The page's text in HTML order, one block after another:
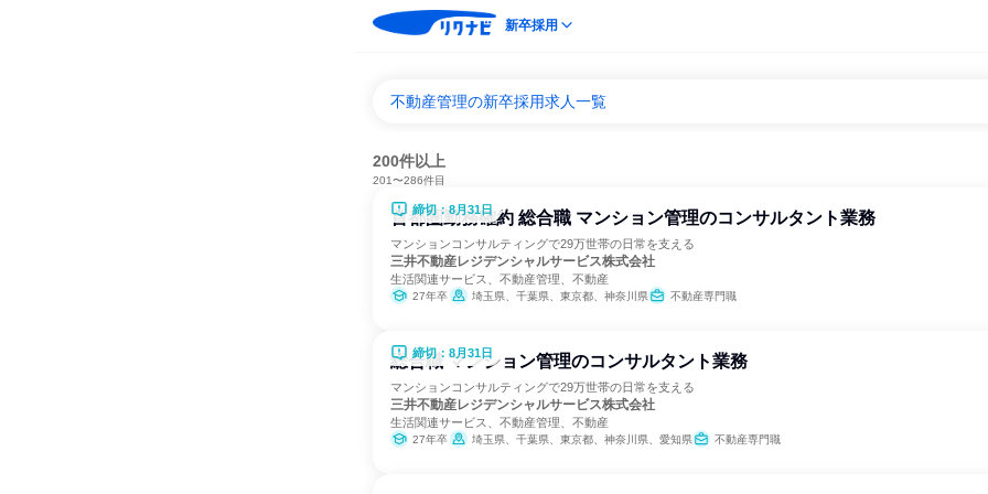
新卒採用
不動産管理の新卒採用求人一覧
200件以上
201〜286件目
締切：8月31日
首都圏勤務確約 総合職 マンション管理のコンサルタント業務
マンションコンサルティングで29万世帯の日常を支える
三井不動産レジデンシャルサービス株式会社
生活関連サービス、不動産管理、不動産
27年卒 埼玉県、千葉県、東京都、神奈川県 不動産専門職
締切：8月31日
総合職 マンション管理のコンサルタント業務
マンションコンサルティングで29万世帯の日常を支える
三井不動産レジデンシャルサービス株式会社
生活関連サービス、不動産管理、不動産
27年卒 埼玉県、千葉県、東京都、神奈川県、愛知県 不動産専門職